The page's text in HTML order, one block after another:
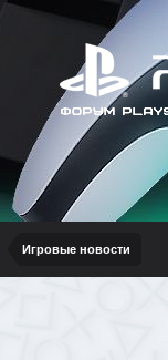
Игровые новости